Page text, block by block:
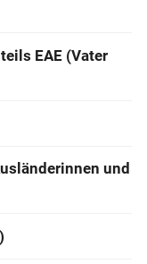
EAE (Vater
und